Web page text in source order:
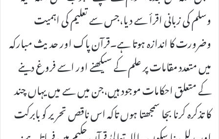
وسلم کی زبانی اقرأ سے دیا،جس سے تعلیم کی اہمیت
وضرورت کا اندازہ ہوتا ہے۔قرآن پاک اور حدیث مبارکہ
میں متعدد مقامات پر علم کے سیکھنے اور اسے فروغ دینے
کے متعلق احکامات موجود ہیں،جن میں سے میں یہاں چند
کا تذکرہ کرنا بجا سمجھتا ہوں تاکہ اس ناقص تحریر کو بابرکت